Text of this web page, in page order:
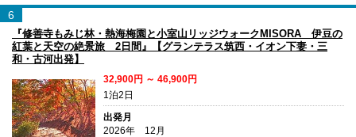
6
『修善寺もみじ林・熱海梅園と小室山リッジウォークMISORA 伊豆の
紅葉と天空の絶景旅 2日間』【グランテラス筑西・イオン下妻・三
和・古河出発】
32,900円 ～ 46,900円
1泊2日
出発月
2026年 12月